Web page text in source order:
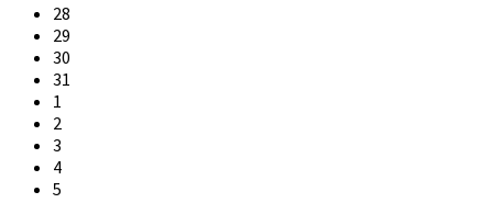
28
29
30
31
1
2
3
4
5